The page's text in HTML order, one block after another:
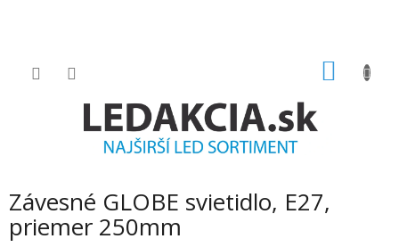
Závesné GLOBE svietidlo, E27,
priemer 250mm